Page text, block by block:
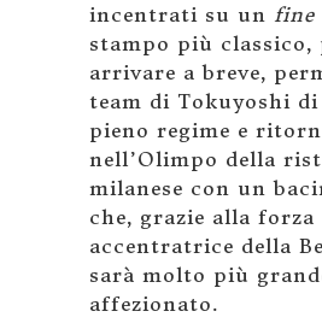
incentrati su un fine
stampo più classico,
arrivare a breve,
team di Tokuyoshi
pieno regime e
nell’Olimpo della
milanese con un
che, grazie alla forza
accentratrice della
sarà molto più
affezionato.